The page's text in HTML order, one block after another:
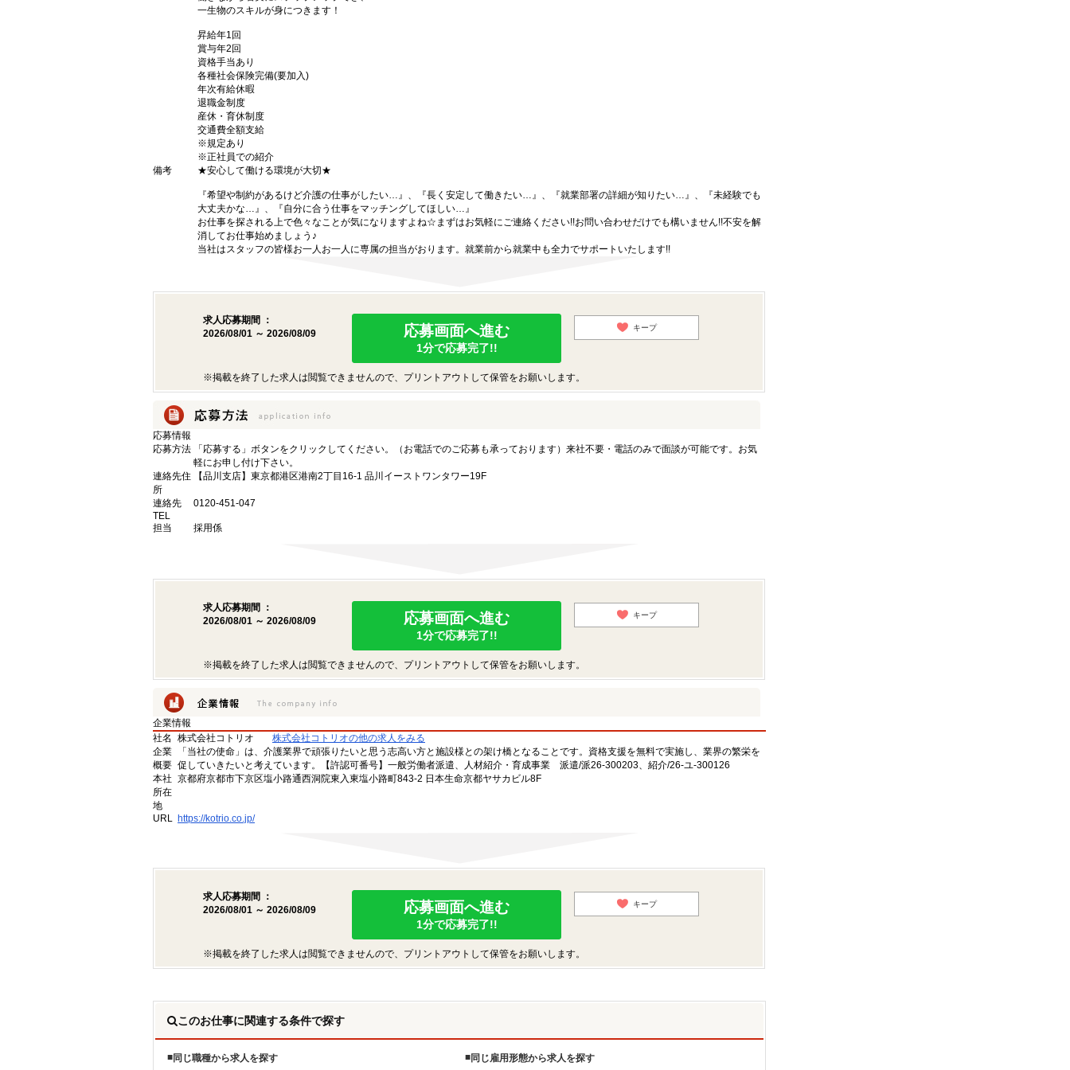
一生物のスキルが身につきます！
昇給年1回
賞与年2回
資格手当あり
各種社会保険完備(要加入)
年次有給休暇
退職金制度
産休・育休制度
交通費全額支給
※規定あり
※正社員での紹介
備考
★安心して働ける環境が大切★
『希望や制約があるけど介護の仕事がしたい…』、『長く安定して働きたい…』、『就業部署の詳細が知りたい…』、『未経験でも
大丈夫かな…』、『自分に合う仕事をマッチングしてほしい…』
お仕事を探される上で色々なことが気になりますよね☆まずはお気軽にご連絡ください!!お問い合わせだけでも構いません!!不安を解
消してお仕事始めましょう♪
当社はスタッフの皆様お一人お一人に専属の担当がおります。就業前から就業中も全力でサポートいたします!!
求人応募期間 ：
2026/08/01 ～ 2026/08/09
応募画面へ進む
1分で応募完了!!
キープ
※掲載を終了した求人は閲覧できませんので、プリントアウトして保管をお願いします。
応募情報
応募方法
「応募する」ボタンをクリックしてください。（お電話でのご応募も承っております）来社不要・電話のみで面談が可能です。お気
軽にお申し付け下さい。
連絡先住
所
【品川支店】東京都港区港南2丁目16-1 品川イーストワンタワー19F
連絡先
TEL
0120-451-047
担当 採用係
求人応募期間 ：
2026/08/01 ～ 2026/08/09
応募画面へ進む
1分で応募完了!!
キープ
※掲載を終了した求人は閲覧できませんので、プリントアウトして保管をお願いします。
企業情報
社名
株式会社コトリオ
株式会社コトリオの他の求人をみる
企業
概要
「当社の使命」は、介護業界で頑張りたいと思う志高い方と施設様との架け橋となることです。資格支援を無料で実施し、業界の繁栄を
促していきたいと考えています。【許認可番号】一般労働者派遣、人材紹介・育成事業 派遣/派26-300203、紹介/26-ユ-300126
本社
所在
地
京都府京都市下京区塩小路通西洞院東入東塩小路町843-2 日本生命京都ヤサカビル8F
URL https://kotrio.co.jp/
求人応募期間 ：
2026/08/01 ～ 2026/08/09
応募画面へ進む
1分で応募完了!!
キープ
※掲載を終了した求人は閲覧できませんので、プリントアウトして保管をお願いします。
このお仕事に関連する条件で探す
同じ職種から求人を探す 同じ雇用形態から求人を探す